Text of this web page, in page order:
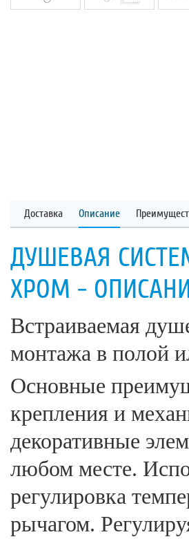
Доставка Описание
ДУШЕВАЯ
ХРОМ -
Встраиваемая
монтажа в полой
Основные
крепления и
декоративные
любом месте.
регулировка
рычагом.